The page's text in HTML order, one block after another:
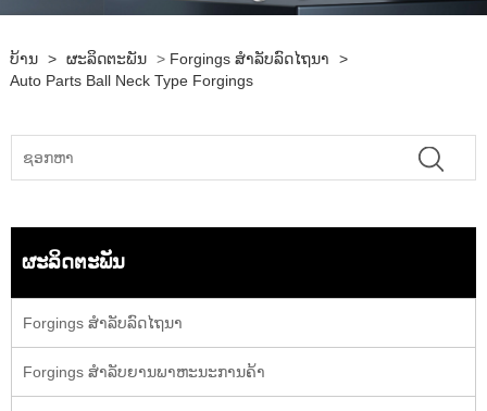
ບ້ານ > ຜະລິດຕະພັນ > Forgings ສໍາລັບລົດໄຖນາ
>
Auto Parts Ball Neck Type Forgings
ຜະລິດຕະພັນ
Forgings ສໍາລັບລົດໄຖນາ
Forgings ສໍາລັບຍານພາຫະນະການຄ້າ